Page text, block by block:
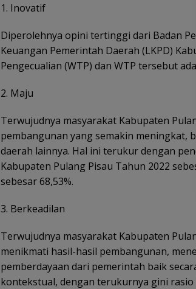
1. Inovatif
Diperolehnya opini tertinggi dari Badan
Keuangan Pemerintah Daerah (LKPD)
Pengecualian (WTP) dan WTP tersebut
2. Maju
Terwujudnya masyarakat Kabupaten
pembangunan yang semakin meningkat,
daerah lainnya. Hal ini terukur dengan
Kabupaten Pulang Pisau Tahun 2022
sebesar 68,53%.
3. Berkeadilan
Terwujudnya masyarakat Kabupaten
menikmati hasil-hasil pembangunan,
pemberdayaan dari pemerintah baik
kontekstual, dengan terukurnya gini